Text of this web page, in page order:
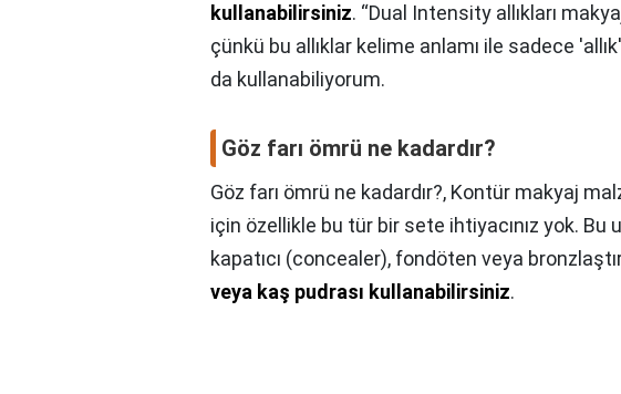
kullanabilirsiniz. “Dual Intensity allıkları
çünkü bu allıklar kelime anlamı ile sadece
da kullanabiliyorum.
Göz farı ömrü ne kadardır?
Göz farı ömrü ne kadardır?, Kontür makyaj
için özellikle bu tür bir sete ihtiyacınız yok. Bu
kapatıcı (concealer), fondöten veya
veya kaş pudrası kullanabilirsiniz.